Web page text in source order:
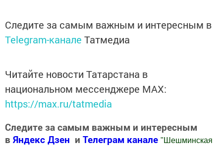
Следите за самым важным и интересным в
Telegram-канале Татмедиа
Читайте новости Татарстана в
национальном мессенджере MАХ:
https://max.ru/tatmedia
Следите за самым важным и интересным
в Яндекс Дзен и Телеграм канале " Шешминская